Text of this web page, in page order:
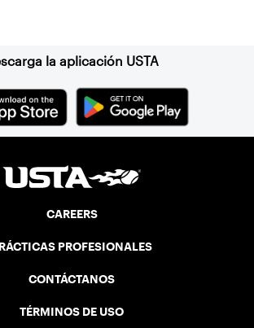
la aplicación USTA
CAREERS
PROFESIONALES
CONTÁCTANOS
TÉRMINOS DE USO